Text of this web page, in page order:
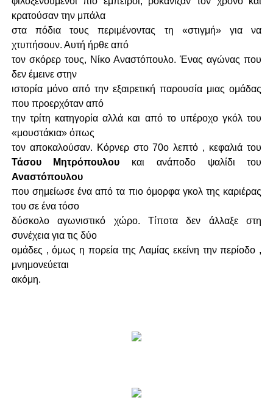
κρατούσαν την μπάλα
στα πόδια τους περιμένοντας τη «στιγμή» για να
χτυπήσουν. Αυτή ήρθε από
τον σκόρερ τους, Νίκο Αναστόπουλο. Ένας αγώνας που
δεν έμεινε στην
ιστορία μόνο από την εξαιρετική παρουσία μιας ομάδας
που προερχόταν από
την τρίτη κατηγορία αλλά και από το υπέροχο γκόλ του
«μουστάκια» όπως
τον αποκαλούσαν. Κόρνερ στο 70ο λεπτό , κεφαλιά του
Τάσου Μητρόπουλου και ανάποδο ψαλίδι του
Αναστόπουλου
που σημείωσε ένα από τα πιο όμορφα γκολ της καριέρας
του σε ένα τόσο
δύσκολο αγωνιστικό χώρο. Τίποτα δεν άλλαξε στη
συνέχεια για τις δύο
ομάδες , όμως η πορεία της Λαμίας εκείνη την περίοδο ,
μνημονεύεται
ακόμη.